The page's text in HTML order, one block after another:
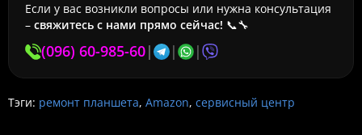
Если у вас возникли вопросы или нужна консультация
– свяжитесь с нами прямо сейчас! 📞🔧
(096) 60-985-60| | |
Тэги: ремонт планшета, Amazon, сервисный центр